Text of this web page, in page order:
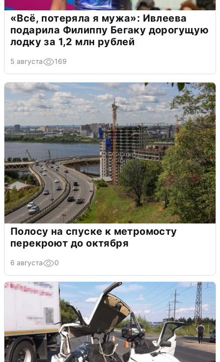
«Всё, потеряла я мужа»: Ивлеева
подарила Филиппу Бегаку дорогущую
лодку за 1,2 млн рублей
5 августа 169
Полосу на спуске к метромосту
перекроют до октября
6 августа 0